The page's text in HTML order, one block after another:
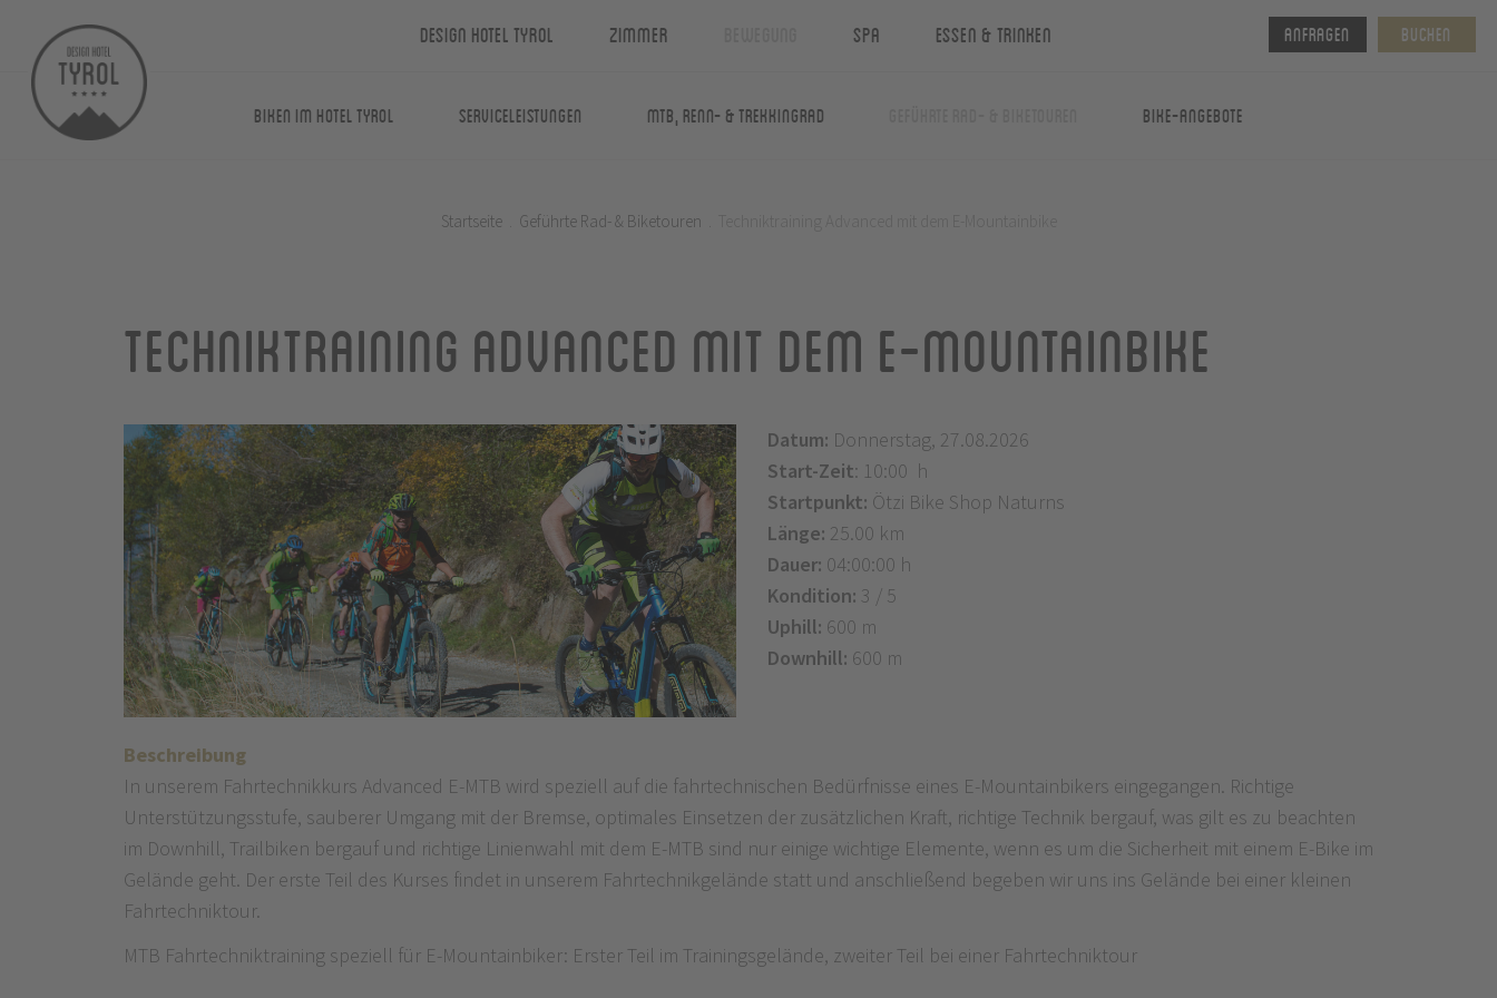
Anfragen Buchen
Design Hotel Tyrol Zimmer Spa Essen & Trinken
Biken im Hotel Tyrol Serviceleistungen MTB, Renn- & Trekkingrad Bike-Angebote
Startseite Geführte Rad- & Biketouren
Techniktraining Advanced mit dem E-Mountainbike
Datum: Donnerstag, 27.08.2026
Start-Zeit: 10:00 h
Startpunkt: Ötzi Bike Shop Naturns
Länge: 25.00 km
Dauer: 04:00:00 h
Kondition: 3 / 5
Uphill: 600 m
Downhill: 600 m
Beschreibung
In unserem Fahrtechnikkurs Advanced E-MTB wird speziell auf die fahrtechnischen Bedürfnisse eines E-Mountainbikers eingegangen. Richtige
Unterstützungsstufe, sauberer Umgang mit der Bremse, optimales Einsetzen der zusätzlichen Kraft, richtige Technik bergauf, was gilt es zu beachten
im Downhill, Trailbiken bergauf und richtige Linienwahl mit dem E-MTB sind nur einige wichtige Elemente, wenn es um die Sicherheit mit einem E-Bike im
Gelände geht. Der erste Teil des Kurses findet in unserem Fahrtechnikgelände statt und anschließend begeben wir uns ins Gelände bei einer kleinen
Fahrtechniktour.
MTB Fahrtechniktraining speziell für E-Mountainbiker: Erster Teil im Trainingsgelände, zweiter Teil bei einer Fahrtechniktour